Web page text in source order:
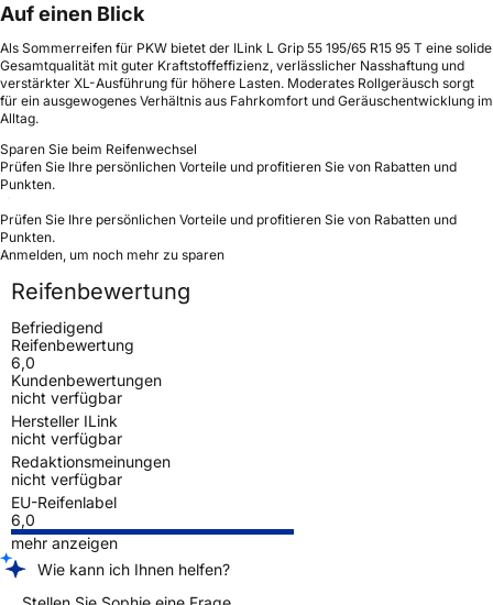
Auf einen Blick
Als Sommerreifen für PKW bietet der ILink L Grip 55 195/65 R15 95 T eine solide
Gesamtqualität mit guter Kraftstoffeffizienz, verlässlicher Nasshaftung und
verstärkter XL-Ausführung für höhere Lasten. Moderates Rollgeräusch sorgt
für ein ausgewogenes Verhältnis aus Fahrkomfort und Geräuschentwicklung im
Alltag.
Sparen Sie beim Reifenwechsel
Prüfen Sie Ihre persönlichen Vorteile und profitieren Sie von Rabatten und
Punkten.
Prüfen Sie Ihre persönlichen Vorteile und profitieren Sie von Rabatten und
Punkten.
Anmelden, um noch mehr zu sparen
Reifenbewertung
Befriedigend
Reifenbewertung
6,0
Kundenbewertungen
nicht verfügbar
Hersteller ILink
nicht verfügbar
Redaktionsmeinungen
nicht verfügbar
EU-Reifenlabel
6,0
mehr anzeigen
Wie kann ich Ihnen helfen?